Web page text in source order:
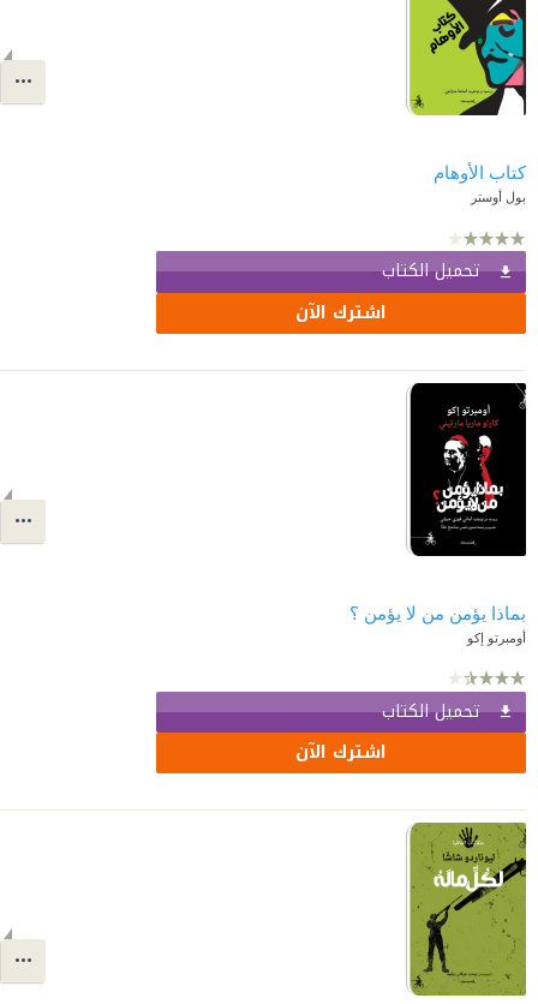
كتاب الأوهام
بول أوستر
تحميل الكتاب
اشترك الآن
بماذا يؤمن من لا يؤمن ؟
أومبرتو إكو
تحميل الكتاب
اشترك الآن